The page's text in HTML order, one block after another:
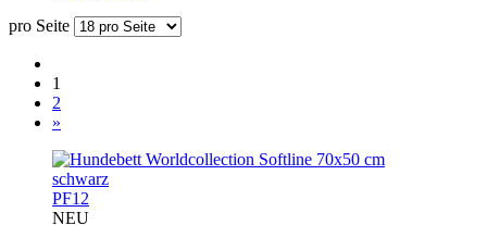
pro Seite
1
2
»
PF12
NEU